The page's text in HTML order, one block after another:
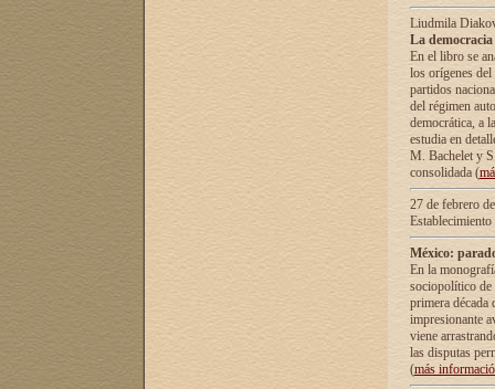
Liudmila
La
En el libro se
los orígenes
partidos
del régimen
democrática, а
estudia en
М. Bachelet у
consolidada (
27 de febrero
México:
En la
sociopolítico de
primera década
impresionante
viene
las disputas
(más